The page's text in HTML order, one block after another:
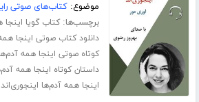
موضوع:کتاب‌های صوتی
برچسب‌ها:کتاب گویا اینجا
دانلود کتاب صوتی اینجا
کوتاه صوتی اینجا همه
داستان کوتاه اینجا همه
اینجا همه آدم‌ها اینجوری‌اند